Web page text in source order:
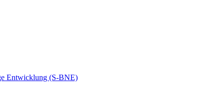
Entwicklung (S-BNE)